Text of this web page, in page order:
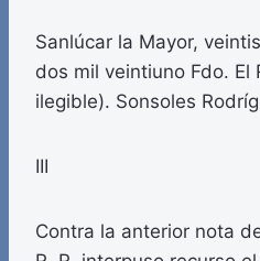
Sanlúcar la Mayor,
dos mil veintiuno Fdo. El
ilegible). Sonsoles
III
Contra la anterior nota